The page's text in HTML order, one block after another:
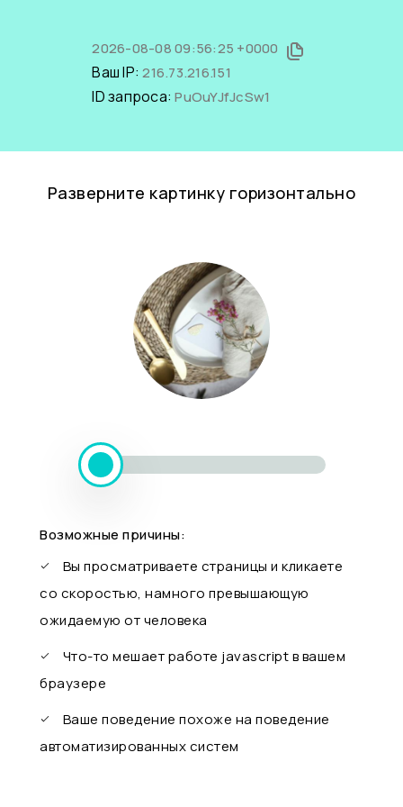
2026-08-08 09:56:25 +0000
Ваш IP:216.73.216.151
ID запроса:PuOuYJfJcSw1
Разверните картинку горизонтально
Возможные причины:
Вы просматриваете страницы и кликаете
со скоростью, намного превышающую
ожидаемую от человека
Что-то мешает работе javascript в вашем
браузере
Ваше поведение похоже на поведение
автоматизированных систем